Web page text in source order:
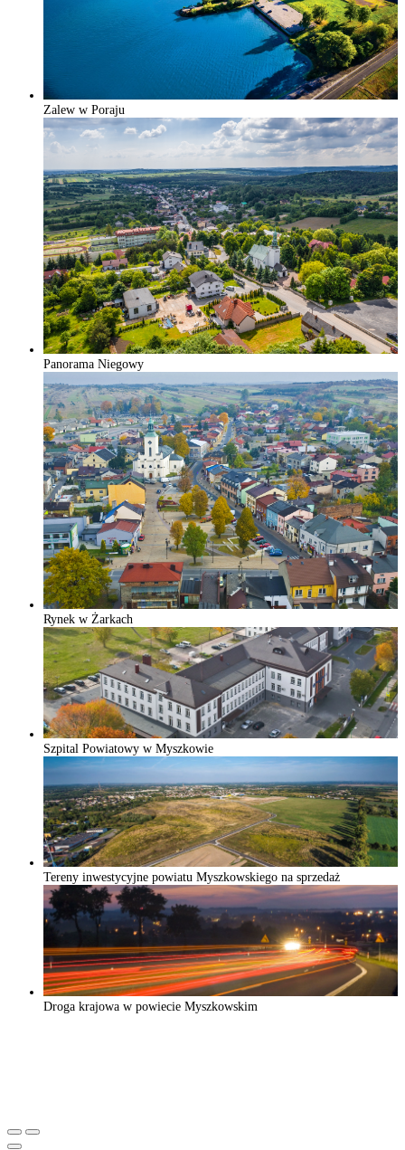
Zalew w Poraju
Panorama Niegowy
Rynek w Żarkach
Szpital Powiatowy w Myszkowie
Tereny inwestycyjne powiatu Myszkowskiego na sprzedaż
Droga krajowa w powiecie Myszkowskim